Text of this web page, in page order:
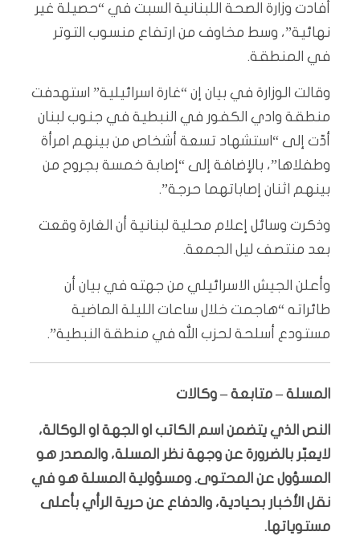
أفادت وزارة الصحة اللبنانية السبت في “حصيلة غير
نهائية”، وسط مخاوف من ارتفاع منسوب التوتر
في المنطقة.
وقالت الوزارة في بيان إن “غارة اسرائيلية” استهدفت
منطقة وادي الكفور في النبطية في جنوب لبنان
أدّت إلى “استشهاد تسعة أشخاص من بينهم امرأة
وطفلاها”، بالإضافة إلى “إصابة خمسة بجروح من
بينهم اثنان إصاباتهما حرجة”.
وذكرت وسائل إعلام محلية لبنانية أن الغارة وقعت
بعد منتصف ليل الجمعة.
وأعلن الجيش الاسرائيلي من جهته في بيان أن
طائراته “هاجمت خلال ساعات الليلة الماضية
مستودع أسلحة لحزب الله في منطقة النبطية”.
المسلة – متابعة – وكالات
النص الذي يتضمن اسم الكاتب او الجهة او الوكالة،
لايعبّر بالضرورة عن وجهة نظر المسلة، والمصدر هو
المسؤول عن المحتوى. ومسؤولية المسلة هو في
نقل الأخبار بحيادية، والدفاع عن حرية الرأي بأعلى
مستوياتها.